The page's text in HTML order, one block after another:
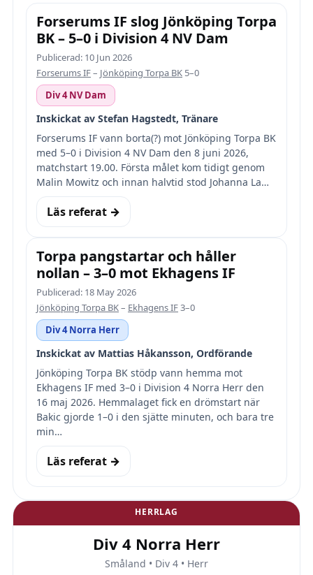
Forserums IF slog Jönköping Torpa
BK – 5–0 i Division 4 NV Dam
Publicerad: 10 Jun 2026
Forserums IF– Jönköping Torpa BK 5–0
Div 4 NV Dam
Inskickat av Stefan Hagstedt, Tränare
Forserums IF vann borta(?) mot Jönköping Torpa BK
med 5–0 i Division 4 NV Dam den 8 juni 2026,
matchstart 19.00. Första målet kom tidigt genom
Malin Mowitz och innan halvtid stod Johanna La…
Läs referat →
Torpa pangstartar och håller
nollan – 3–0 mot Ekhagens IF
Publicerad: 18 May 2026
Jönköping Torpa BK– Ekhagens IF3–0
Div 4 Norra Herr
Inskickat av Mattias Håkansson, Ordförande
Jönköping Torpa BK stödp vann hemma mot
Ekhagens IF med 3–0 i Division 4 Norra Herr den
16 maj 2026. Hemmalaget fick en drömstart när
Bakic gjorde 1–0 i den sjätte minuten, och bara tre
min…
Läs referat →
HERRLAG
Div 4 Norra Herr
Småland • Div 4 • Herr